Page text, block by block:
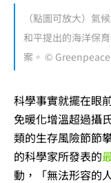
（點圖可放大）氣
和平提出的海洋保
案。 © Greenpeace
科學事實就擺在眼
免暖化增溫超過攝
類的生存風險節節
的科學家所發表的
動，「無法形容的